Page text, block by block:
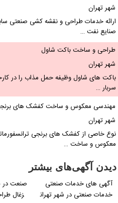
شهر تهران
ارائه خدمات طراحی و نقشه کشی صنعتی
صنایع نفت …
طراحی و ساخت باکت شاول
شهر تهران
باکت های شاول وظیفه حمل مذاب را در
سربار …
مهندسی معکوس و ساخت کفشک های برنجی
شهر تهران
نوع خاصی از کفشک های برنجی
معکوس و ساخت …
دیدن آگهی‌های بیشتر
آگهی های خدمات صنعتی
صنعت در
خدمات صنعتی در شهر تهران
زغال